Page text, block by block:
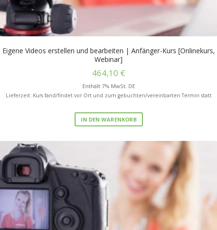
Eigene Videos erstellen und bearbeiten | Anfänger-Kurs [Onlinekurs,
Webinar]
464,10 €
Enthält 7% MwSt. DE
Lieferzeit: Kurs fand/findet vor Ort und zum gebuchten/vereinbarten Termin statt
IN DEN WARENKORB